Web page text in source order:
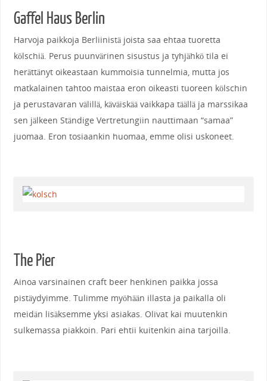
Gaffel Haus Berlin
Harvoja paikkoja Berliinistä joista saa ehtaa tuoretta
kölschiä. Perus puunvärinen sisustus ja tyhjähkö tila ei
herättänyt oikeastaan kummoisia tunnelmia, mutta jos
matkalainen tahtoo maistaa eron oikeasti tuoreen kölschin
ja perustavaran välillä, käväiskää vaikkapa täällä ja marssikaa
sen jälkeen Ständige Vertretungiin nauttimaan “samaa”
juomaa. Eron tosiaankin huomaa, emme olisi uskoneet.
The Pier
Ainoa varsinainen craft beer henkinen paikka jossa
pistäydyimme. Tulimme myöhään illasta ja paikalla oli
meidän lisäksemme yksi asiakas. Olivat kai muutenkin
sulkemassa piakkoin. Pari ehtii kuitenkin aina tarjoilla.